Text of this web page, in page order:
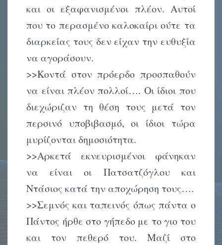
και οι εξαφανισμένοι πλέον. Αυτοί
που το περασμένο καλοκαίρι ούτε τα
διαρκείας τους δεν είχαν την ευθυξία
να αγοράσουν.
>>Κοντά στον πρόερδο προσπαθούν
να είναι πλέον πολλοί…. Οι ίδιοι που
διεχώριζαν τη θέση τους μετά τον
περσινό υποβιβασμό, οι ίδιοι τώρα
μυρίζονται δημοσιότητα.
>>Αρκετά εκνευρισμένοι φάνηκαν
να είναι οι Πατσατζόγλου και
Ντάσιος κατά την αποχώρηση τους….
>>Σεμνός και ταπεινός όπως πάντα ο
Πάντος ήρθε στο γήπεδο με το γιο του
και τον πεθερό του. Μαζί στο